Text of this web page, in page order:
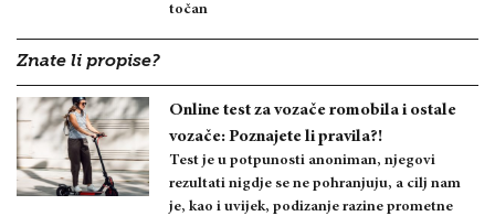
točan
Znate li propise?
Online test za vozače romobila i ostale
vozače: Poznajete li pravila?!
Test je u potpunosti anoniman, njegovi
rezultati nigdje se ne pohranjuju, a cilj nam
je, kao i uvijek, podizanje razine prometne